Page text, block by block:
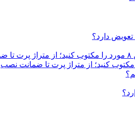
تعویض دارد؟